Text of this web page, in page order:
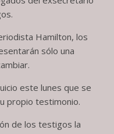
Hamilton, los
sólo una
este lunes que se
propio testimonio.
de los testigos la